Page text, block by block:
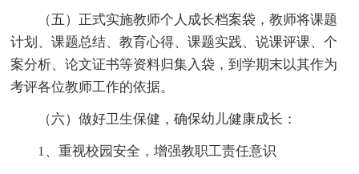
（五）正式实施教师个人成长档案袋，教师将课题
计划、课题总结、教育心得、课题实践、说课评课、个
案分析、论文证书等资料归集入袋，到学期末以其作为
考评各位教师工作的依据。
（六）做好卫生保健，确保幼儿健康成长：
1、重视校园安全，增强教职工责任意识